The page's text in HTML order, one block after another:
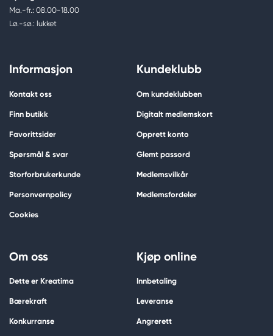
Ma.-fr.: 08.00-18.00
Lø.-sø.: lukket
Informasjon
Kontakt oss
Finn butikk
Favorittsider
Spørsmål & svar
Storforbrukerkunde
Personvernpolicy
Cookies
Kundeklubb
Om kundeklubben
Digitalt medlemskort
Opprett konto
Glemt passord
Medlemsvilkår
Medlemsfordeler
Om oss
Dette er Kreatima
Bærekraft
Konkurranse
Kjøp online
Innbetaling
Leveranse
Angrerett